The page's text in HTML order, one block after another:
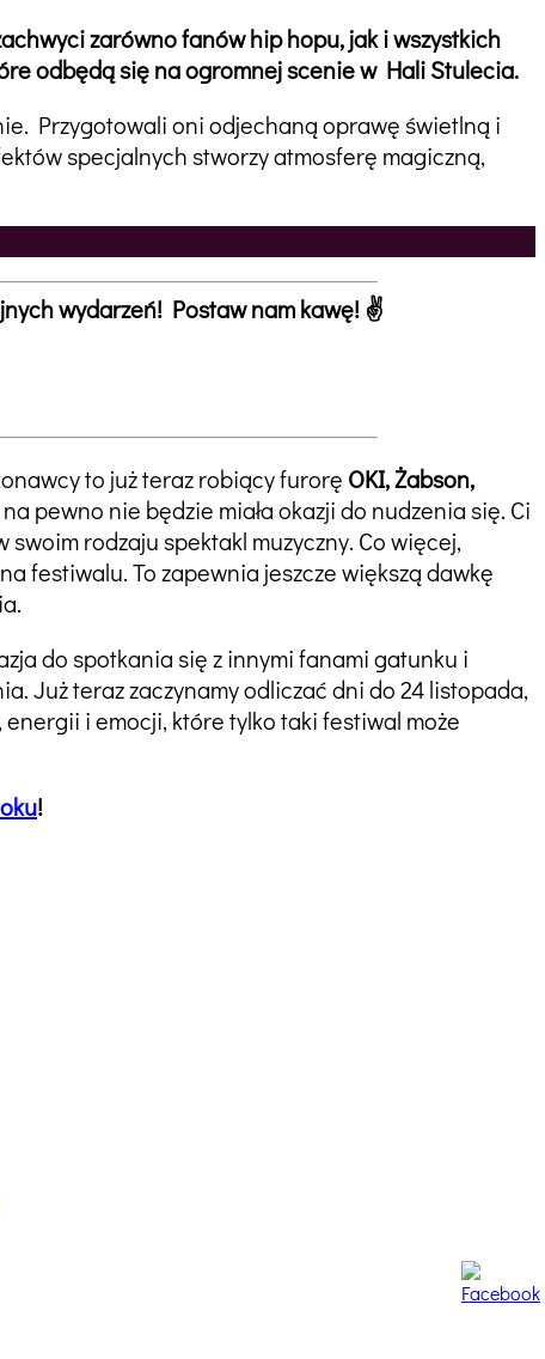
zarówno fanów hip hopu, jak i wszystkich
odbędą się na ogromnej scenie w Hali Stulecia.
Przygotowali oni odjechaną oprawę świetlną i
specjalnych stworzy atmosferę magiczną,
wydarzeń! Postaw nam kawę! ✌️
to już teraz robiący furorę OKI, Żabson,
pewno nie będzie miała okazji do nudzenia się. Ci
rodzaju spektakl muzyczny. Co więcej,
festiwalu. To zapewnia jeszcze większą dawkę
do spotkania się z innymi fanami gatunku i
Już teraz zaczynamy odliczać dni do 24 listopada,
i emocji, które tylko taki festiwal może
!